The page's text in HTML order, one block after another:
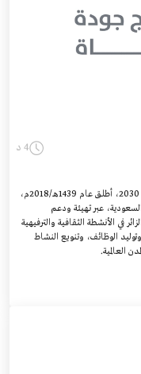
4 د
برنامج جودة الحياة، هو أحد برامج تحقيق رؤية السعودية 2030، أطلق عام 1439هـ/2018م،
عبر تهيئة ودعم
في الأنشطة الثقافية والترفيهية
الوظائف، وتنويع النشاط
العالمية.